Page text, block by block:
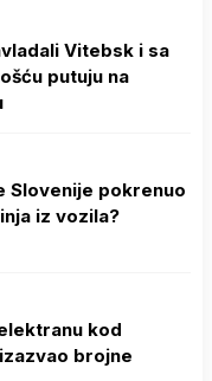
Vitebsk i sa
putuju na
Slovenije pokrenuo
iz vozila?
kod
brojne